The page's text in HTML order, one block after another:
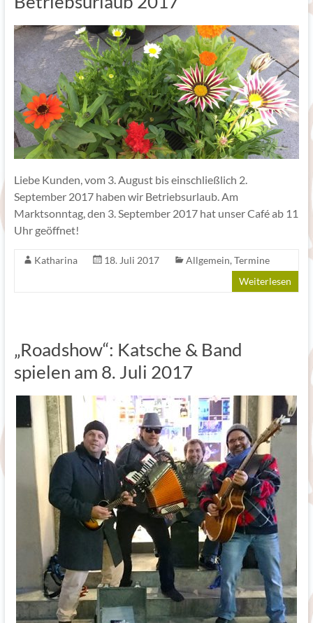
Liebe Kunden, vom 3. August bis einschließlich 2.
September 2017 haben wir Betriebsurlaub. Am
Marktsonntag, den 3. September 2017 hat unser Café ab 11
Uhr geöffnet!
Katharina 18. Juli 2017 Allgemein, Termine
Weiterlesen
„Roadshow“: Katsche & Band
spielen am 8. Juli 2017